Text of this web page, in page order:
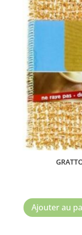
Ajouter au